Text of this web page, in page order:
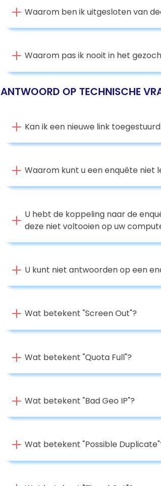
Waarom ben ik uitgesloten van
Waarom pas ik nooit in het
ANTWOORD OP TECHNISCHE
Kan ik een nieuwe link
Waarom kunt u een enquête niet
U hebt de koppeling naar de
deze niet voltooien op uw
U kunt niet antwoorden op een
Wat betekent "Screen Out"?
Wat betekent "Quota Full"?
Wat betekent "Bad Geo IP"?
Wat betekent "Possible